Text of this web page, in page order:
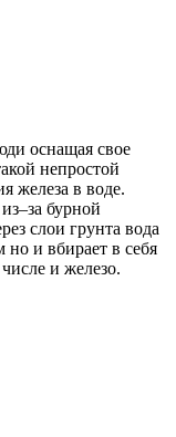
оснащая свое
непростой
железа в воде.
бурной
слои грунта вода
но и вбирает в себя
и железо.